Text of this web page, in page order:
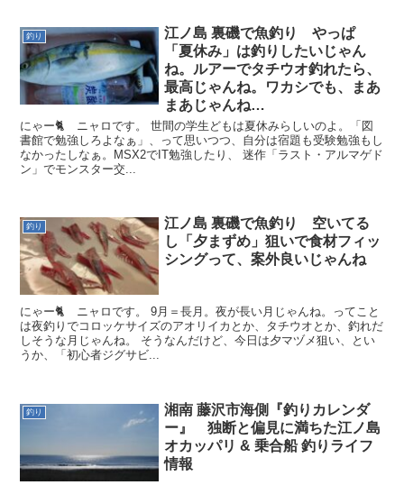
釣り
江ノ島 裏磯で魚釣り やっぱ
「夏休み」は釣りしたいじゃん
ね。ルアーでタチウオ釣れたら、
最高じゃんね。ワカシでも、まあ
まあじゃんね…
にゃー🐈 ニャロです。 世間の学生どもは夏休みらしいのよ。「図
書館で勉強しろよなぁ」、って思いつつ、自分は宿題も受験勉強もし
なかったしなぁ。MSX2でIT勉強したり、 迷作「ラスト・アルマゲド
ン」でモンスター交...
釣り
江ノ島 裏磯で魚釣り 空いてる
し「夕まずめ」狙いで食材フィッ
シングって、案外良いじゃんね
にゃー🐈 ニャロです。 9月＝長月。夜が長い月じゃんね。ってこと
は夜釣りでコロッケサイズのアオリイカとか、タチウオとか、釣れだ
しそうな月じゃんね。 そうなんだけど、今日は夕マヅメ狙い、とい
うか、「初心者ジグサビ...
釣り
湘南 藤沢市海側『釣りカレンダ
ー』 独断と偏見に満ちた江ノ島
オカッパリ & 乗合船 釣りライフ
情報